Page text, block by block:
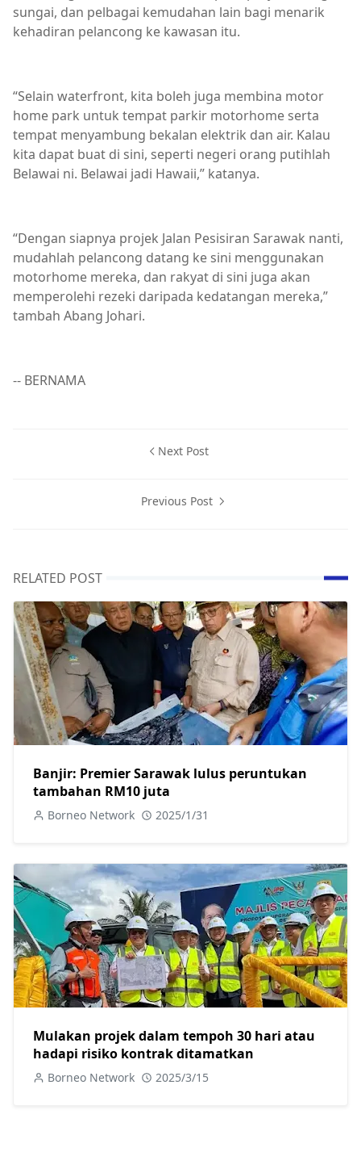
sungai, dan pelbagai kemudahan lain bagi menarik
kehadiran pelancong ke kawasan itu.
“Selain waterfront, kita boleh juga membina motor
home park untuk tempat parkir motorhome serta
tempat menyambung bekalan elektrik dan air. Kalau
kita dapat buat di sini, seperti negeri orang putihlah
Belawai ni. Belawai jadi Hawaii,” katanya.
“Dengan siapnya projek Jalan Pesisiran Sarawak nanti,
mudahlah pelancong datang ke sini menggunakan
motorhome mereka, dan rakyat di sini juga akan
memperolehi rezeki daripada kedatangan mereka,”
tambah Abang Johari.
-- BERNAMA
Next Post
Previous Post
RELATED POST
Banjir: Premier Sarawak lulus peruntukan
tambahan RM10 juta
Borneo Network 2025/1/31
Mulakan projek dalam tempoh 30 hari atau
hadapi risiko kontrak ditamatkan
Borneo Network 2025/3/15